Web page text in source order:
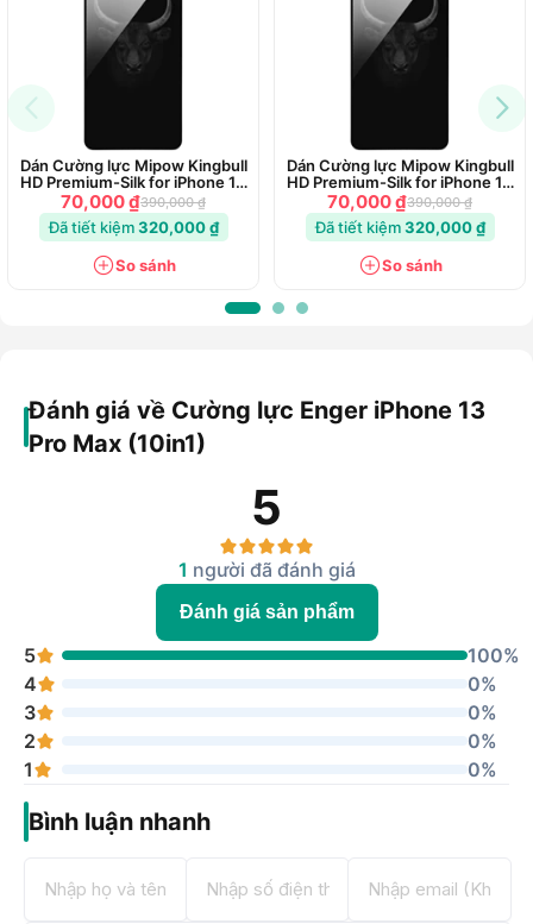
Dán Cường lực Mipow Kingbull
HD Premium-Silk for iPhone 14
Plus
70,000 ₫390,000 ₫
Đã tiết kiệm320,000 ₫
So sánh
Dán Cường lực Mipow Kingbull
HD Premium-Silk for iPhone 14
Pro
70,000 ₫390,000 ₫
Đã tiết kiệm320,000 ₫
So sánh
Đánh giá về Cường lực Enger iPhone 13
Pro Max (10in1)
5
1 người đã đánh giá
Đánh giá sản phẩm
5
100%
4
0%
3
0%
2
0%
1
0%
Bình luận nhanh